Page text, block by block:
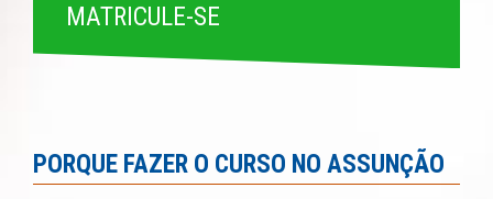
MATRICULE-SE
PORQUE FAZER O CURSO NO ASSUNÇÃO